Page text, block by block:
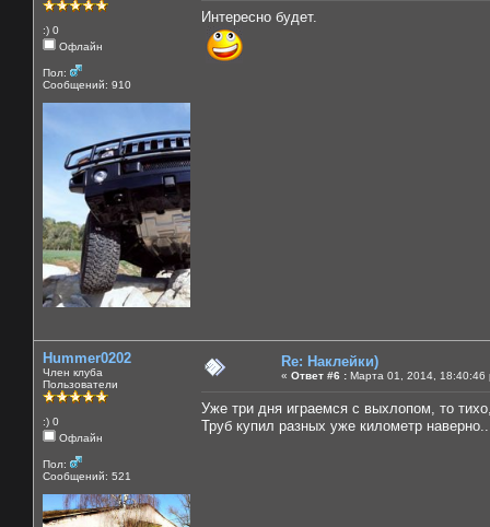
:) 0
Офлайн
Пол:
Сообщений: 910
Интересно будет.
Hummer0202
Член клуба
Пользователи
:) 0
Офлайн
Пол:
Сообщений: 521
Re: Наклейки)
« Ответ #6 : Марта 01, 2014, 18:40:46
Уже три дня играемся с выхлопом, то
Труб купил разных уже километр